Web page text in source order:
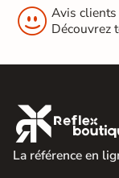
 Avis clients
Découvrez
La référence en